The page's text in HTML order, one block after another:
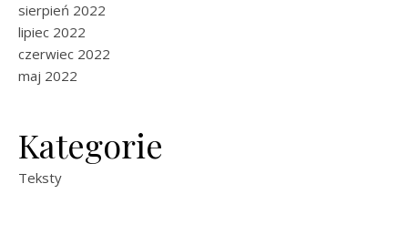
sierpień 2022
lipiec 2022
czerwiec 2022
maj 2022
Kategorie
Teksty